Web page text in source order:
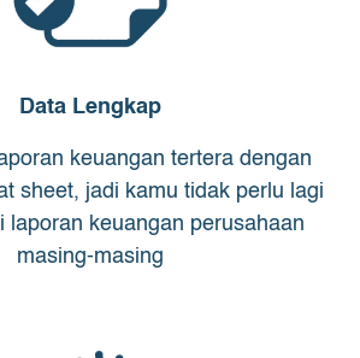
Data Lengkap
keuangan tertera dengan
sheet, jadi kamu tidak perlu lagi
laporan keuangan perusahaan
masing-masing